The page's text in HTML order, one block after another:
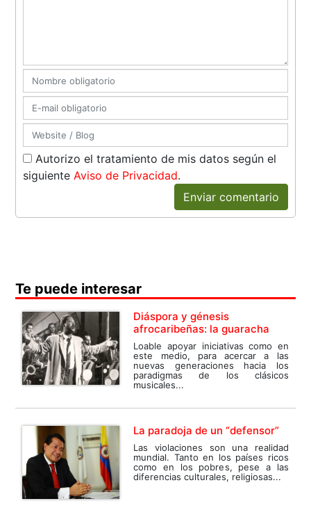
Autorizo el tratamiento de mis datos según el
siguienteAviso de Privacidad.
Enviar comentario
Te puede interesar
Diáspora y génesis
afrocaribeñas: la guaracha
Loable apoyar iniciativas como en
este medio, para acercar a las
nuevas generaciones hacia los
paradigmas de los clásicos
musicales...
La paradoja de un “defensor”
Las violaciones son una realidad
mundial. Tanto en los países ricos
como en los pobres, pese a las
diferencias culturales, religiosas...